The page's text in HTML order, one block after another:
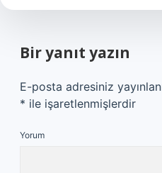
Bir yanıt yazın
E-posta adresiniz
* ile işaretlenmişlerdir
Yorum